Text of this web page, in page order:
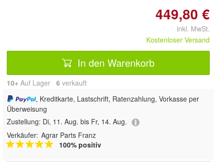
449,80 €
inkl. MwSt.
Kostenloser Versand
In den Warenkorb
10+ Auf Lager 6 verkauft
, Kreditkarte, Lastschrift, Ratenzahlung, Vorkasse per
Überweisung
Zustellung: Di, 11. Aug. bis Fr, 14. Aug.
Verkäufer: Agrar Parts Franz
100% positiv